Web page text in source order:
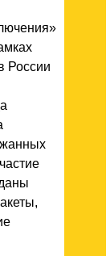
России